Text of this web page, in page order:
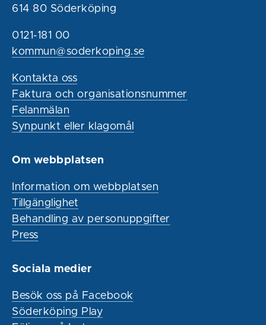
614 80 Söderköping
0121-181 00
kommun@soderkoping.se
Kontakta oss
Faktura och organisationsnummer
Felanmälan
Synpunkt eller klagomål
Om webbplatsen
Information om webbplatsen
Tillgänglighet
Behandling av personuppgifter
Press
Sociala medier
Besök oss på Facebook
Söderköping Play